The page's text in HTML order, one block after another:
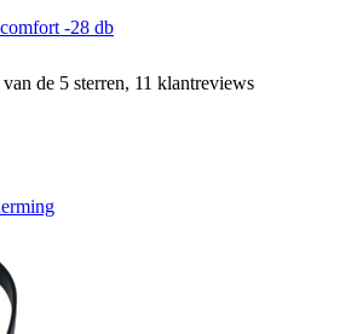
-28 db
de 5 sterren, 11 klantreviews